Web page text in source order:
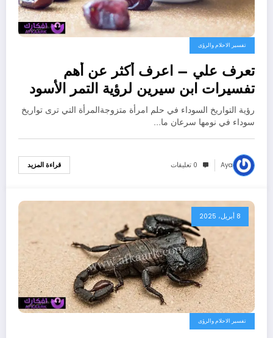
تفسير الاحلام والرؤى
تعرف علي – اعرف أكثر عن أهم
تفسيرات ابن سيرين لرؤية التمر الأسود
في المنام للمتزوجة – بالتفصيل
رؤية التواريخ السوداء في حلم امرأة متزوجةالمرأة التي ترى تواريخ
سوداء في نومها سرعان ما…
Aya 0 تعليقات قراءة المزيد
8 أبريل، 2025
تفسير الاحلام والرؤى